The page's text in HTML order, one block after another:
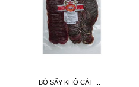
BÒ SẤY KHÔ CẮT ...